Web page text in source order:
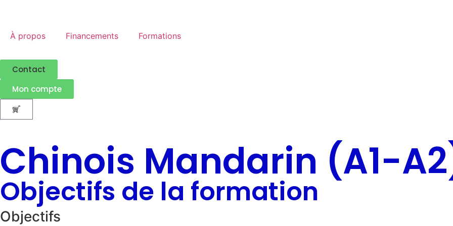
À propos Financements Formations
Contact
Mon compte
Chinois Mandarin (A1-
Objectifs de la formation
Objectifs